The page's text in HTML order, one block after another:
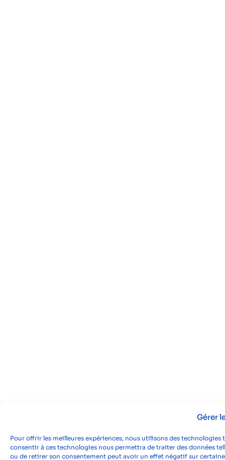
Gérer
Pour offrir les meilleures expériences, nous utilisons des
consentir à ces technologies nous permettra de traiter des données
ou de retirer son consentement peut avoir un effet négatif sur